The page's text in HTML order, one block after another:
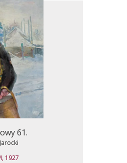
61.
1927